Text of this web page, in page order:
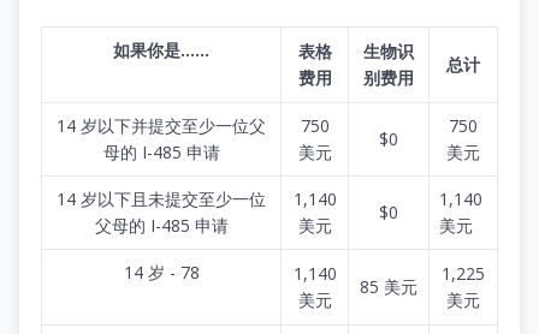
如果你是......
表格
费用
生物识
别费用
总计
14 岁以下并提交至少一位父
母的 I-485 申请
750
美元
$0
750
美元
14 岁以下且未提交至少一位
父母的 I-485 申请
1,140
美元
$0
1,140
美元
14 岁 - 78
1,140
美元
85 美元
1,225
美元